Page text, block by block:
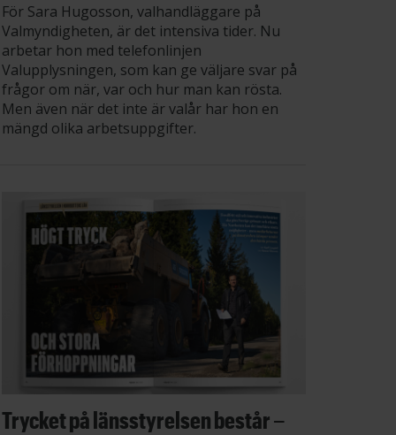
För Sara Hugosson, valhandläggare på
Valmyndigheten, är det intensiva tider. Nu
arbetar hon med telefonlinjen
Valupplysningen, som kan ge väljare svar på
frågor om när, var och hur man kan rösta.
Men även när det inte är valår har hon en
mängd olika arbetsuppgifter.
Trycket på länsstyrelsen består –